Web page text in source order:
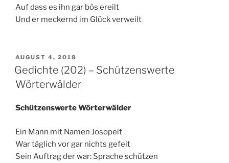
Auf dass es ihn gar bös ereilt
Und er meckernd im Glück verweilt
VERÖFFENTLICHT
AM
AUGUST 4, 2018
Gedichte (202) – Schützenswerte
Wörterwälder
Schützenswerte Wörterwälder
Ein Mann mit Namen Josopeit
War täglich vor gar nichts gefeit
Sein Auftrag der war: Sprache schützen